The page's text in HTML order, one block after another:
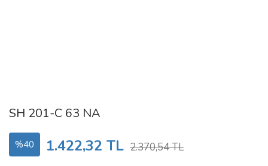
SH 201-C 63 NA
%40 1.422,32 TL 2.370,54 TL